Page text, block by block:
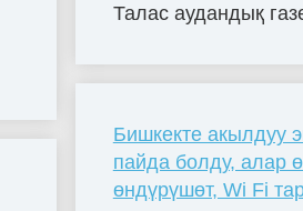
Талас аудандық
Бишкекте акылдуу
пайда болду, алар
өндүрүшөт, Wi Fi